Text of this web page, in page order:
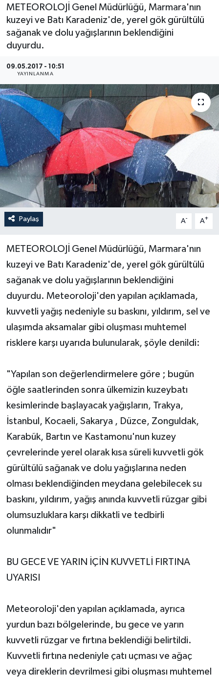
METEOROLOJİ Genel Müdürlüğü, Marmara'nın
kuzeyi ve Batı Karadeniz'de, yerel gök gürültülü
sağanak ve dolu yağışlarının beklendiğini
duyurdu.
09.05.2017 - 10:51
YAYINLANMA
Paylaş A- A+
METEOROLOJİ Genel Müdürlüğü, Marmara'nın
kuzeyi ve Batı Karadeniz'de, yerel gök gürültülü
sağanak ve dolu yağışlarının beklendiğini
duyurdu. Meteoroloji'den yapılan açıklamada,
kuvvetli yağış nedeniyle su baskını, yıldırım, sel ve
ulaşımda aksamalar gibi oluşması muhtemel
risklere karşı uyarıda bulunularak, şöyle denildi:
"Yapılan son değerlendirmelere göre ; bugün
öğle saatlerinden sonra ülkemizin kuzeybatı
kesimlerinde başlayacak yağışların, Trakya,
İstanbul, Kocaeli, Sakarya , Düzce, Zonguldak,
Karabük, Bartın ve Kastamonu'nun kuzey
çevrelerinde yerel olarak kısa süreli kuvvetli gök
gürültülü sağanak ve dolu yağışlarına neden
olması beklendiğinden meydana gelebilecek su
baskını, yıldırım, yağış anında kuvvetli rüzgar gibi
olumsuzluklara karşı dikkatli ve tedbirli
olunmalıdır"
BU GECE VE YARIN İÇİN KUVVETLİ FIRTINA
UYARISI
Meteoroloji'den yapılan açıklamada, ayrıca
yurdun bazı bölgelerinde, bu gece ve yarın
kuvvetli rüzgar ve fırtına beklendiği belirtildi.
Kuvvetli fırtına nedeniyle çatı uçması ve ağaç
veya direklerin devrilmesi gibi oluşması muhtemel
Medya
Sağlık
Sinema
Sivil Toplum
Siyaset
Spor
Tarım
Turizm
Yaşam
Yerel Yönetimler
DÜNYA
YEREL